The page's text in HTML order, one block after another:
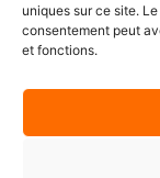
uniques sur ce site.
consentement peut
et fonctions.3 Rue